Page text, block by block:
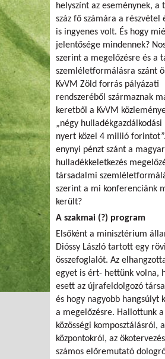
helyszínt az eseménynek, a
száz fő számára a részvétel
is ingyenes volt. És hogy
jelentősége mindennek?
szerint a megelőzésre és a
szemléletformálásra szánt
KvVM Zöld forrás pályázati
rendszeréből származnak
keretből a KvVM
„négy hulladékgazdálkodási
nyert közel 4 millió
enynyi pénzt szánt a
hulladékkeletkezés
társadalmi
szerint a mi konferenciánk
került?
A szakmai (?) program
Elsőként a minisztérium
Dióssy László tartott egy
összefoglalót. Az
egyet is ért- hettünk volna,
esett az újrafeldolgozó
és hogy nagyobb hangsúlyt
a megelőzésre. Hallottunk a
közösségi komposztálásról,
központokról, az
számos előremutató